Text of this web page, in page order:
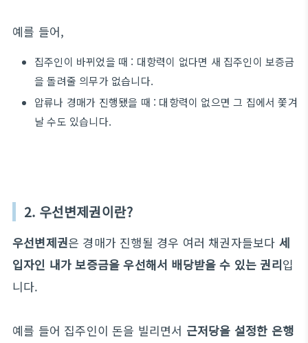
예를 들어,
집주인이 바뀌었을 때 : 대항력이 없다면 새 집주인이 보증금
을 돌려줄 의무가 없습니다.
압류나 경매가 진행됐을 때 : 대항력이 없으면 그 집에서 쫓겨
날 수도 있습니다.
2. 우선변제권이란?
우선변제권은 경매가 진행될 경우 여러 채권자들보다 세
입자인 내가 보증금을 우선해서 배당받을 수 있는 권리입
니다.
예를 들어 집주인이 돈을 빌리면서 근저당을 설정한 은행